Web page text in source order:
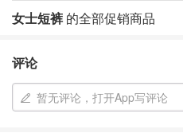
女士短裤 的全部促销商品
评论
暂无评论，打开App写评论